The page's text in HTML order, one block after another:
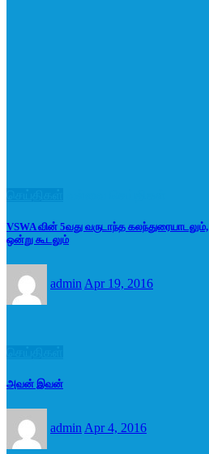
VSWA வின் 5வது வருடாந்த கலந்துரையாடலும்,
ஒன்று கூடலும்
admin Apr 19, 2016
அவன் இவன்
admin Apr 4, 2016